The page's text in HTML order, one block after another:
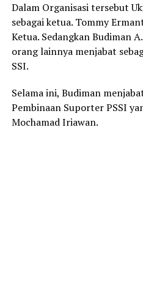
Dalam Organisasi tersebut
sebagai ketua. Tommy
Ketua. Sedangkan Budiman
orang lainnya menjabat
SSI.
Selama ini, Budiman
Pembinaan Suporter PSSI
Mochamad Iriawan.